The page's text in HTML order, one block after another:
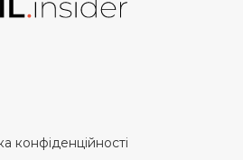
конфіденційності